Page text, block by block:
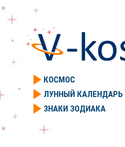
КОСМОС
ЛУННЫЙ КАЛЕНДАРЬ
ЗНАКИ ЗОДИАКА